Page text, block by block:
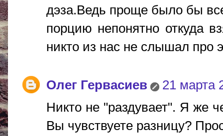
дэза.Ведь проще было бы
порцию непонятно откуда
никто из нас не слышал про
Олег Гервасиев
21 марта
Никто не "раздувает". Я же
Вы чувствуете разницу?